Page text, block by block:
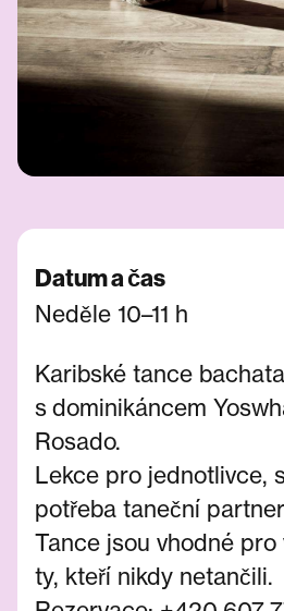
Datum a čas
Neděle 10–11 h
Karibské tance
s dominikáncem
Rosado.
Lekce pro jednotlivce,
potřeba taneční
Tance jsou vhodné pro
ty, kteří nikdy netančili.